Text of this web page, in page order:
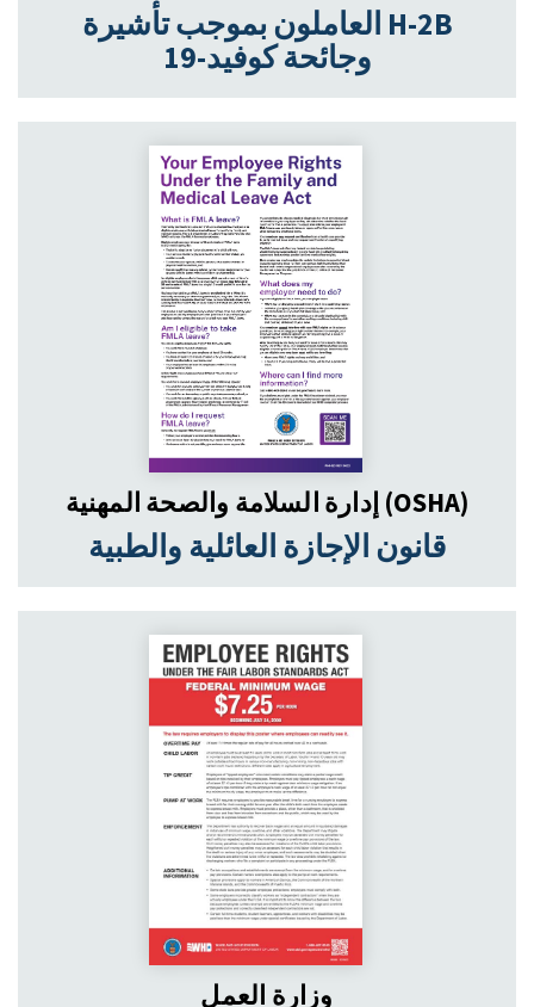
العاملون بموجب تأشيرة H-2B
وجائحة كوفيد-19
إدارة السلامة والصحة المهنية (OSHA)
قانون الإجازة العائلية والطبية
وزارة العمل